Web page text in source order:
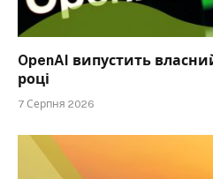
OpenAI випустить
році
7 Серпня 2026